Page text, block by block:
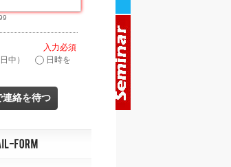
中）
日時を